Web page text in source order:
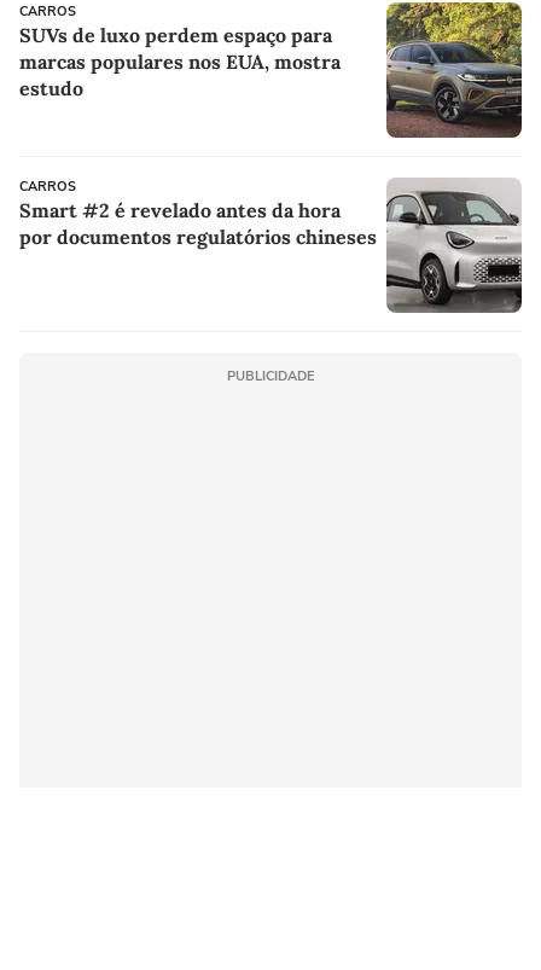
CARROS
SUVs de luxo perdem espaço para
marcas populares nos EUA, mostra
estudo
CARROS
Smart #2 é revelado antes da hora
por documentos regulatórios chineses
PUBLICIDADE